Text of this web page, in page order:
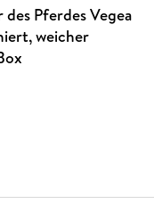
des Pferdes Vegea
weicher